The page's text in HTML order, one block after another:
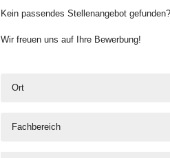
Kein passendes Stellenangebot
Wir freuen uns auf Ihre Bewerbung!
Ort
Fachbereich